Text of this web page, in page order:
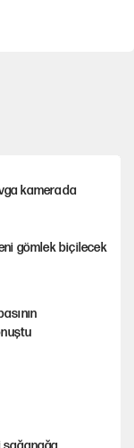
kamerada
gömlek biçilecek